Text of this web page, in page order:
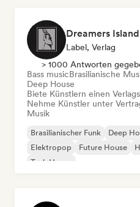
Dreamers
Label, Verlag
> 1000 Antworten
Bass musicBrasilianische
Deep House
Biete Künstlern einen
Nehme Künstler unter
Musik
Brasilianischer Funk Deep
Elektropop
Future House
Tech House